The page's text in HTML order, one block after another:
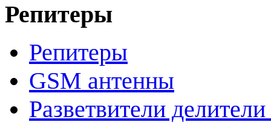
Репитеры
Репитеры
GSM антенны
Разветвители